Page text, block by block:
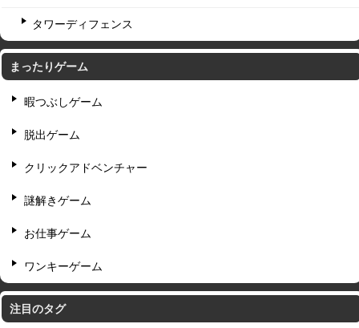
タワーディフェンス
まったりゲーム
暇つぶしゲーム
脱出ゲーム
クリックアドベンチャー
謎解きゲーム
お仕事ゲーム
ワンキーゲーム
注目のタグ